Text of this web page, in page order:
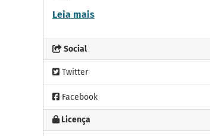
Leia mais
Social
Twitter
Facebook
Licença